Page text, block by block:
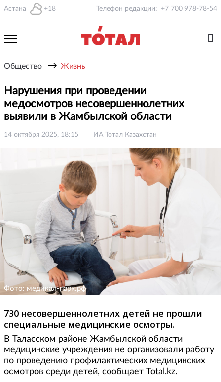
Астана +18 Телефон редакции: +7 700 978-78-54
Общество → Жизнь
Нарушения при проведении
медосмотров несовершеннолетних
выявили в Жамбылской области
14 октября 2025, 18:15 ИА Тотал Казахстан
Фото: медикал-парк.рф
730 несовершеннолетних детей не прошли
специальные медицинские осмотры.
В Таласском районе Жамбылской области
медицинские учреждения не организовали работу
по проведению профилактических медицинских
осмотров среди детей, сообщает Total.kz.